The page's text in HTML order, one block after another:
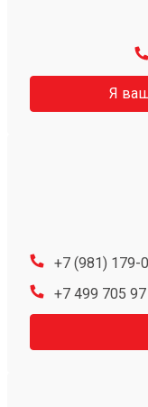
Я
+7 (981) 179-
+7 499 705